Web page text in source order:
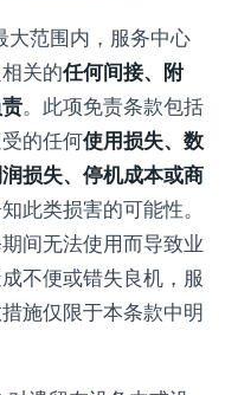
大范围内，服务中心
关的任何间接、附
。此项免责条款包括
的任何使用损失、数
损失、停机成本或商
此类损害的可能性。
间无法使用而导致业
不便或错失良机，服
施仅限于本条款中明